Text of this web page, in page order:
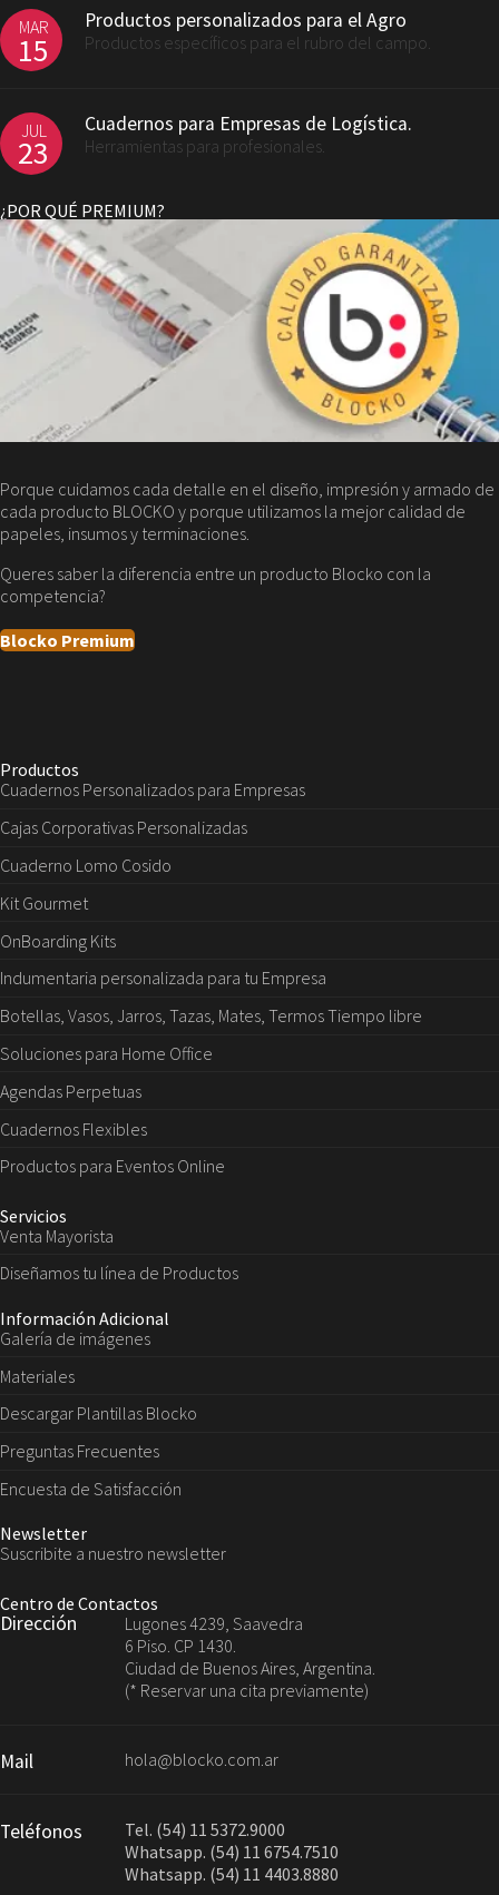
MAR
15
Productos personalizados para el Agro
Productos específicos para el rubro del campo.
JUL
23
Cuadernos para Empresas de Logística.
Herramientas para profesionales.
¿POR QUÉ PREMIUM?
Porque cuidamos cada detalle en el diseño, impresión y armado de
cada producto BLOCKO y porque utilizamos la mejor calidad de
papeles, insumos y terminaciones.
Queres saber la diferencia entre un producto Blocko con la
competencia?
Blocko Premium
Productos
Cuadernos Personalizados para Empresas
Cajas Corporativas Personalizadas
Cuaderno Lomo Cosido
Kit Gourmet
OnBoarding Kits
Indumentaria personalizada para tu Empresa
Botellas, Vasos, Jarros, Tazas, Mates, Termos Tiempo libre
Soluciones para Home Office
Agendas Perpetuas
Cuadernos Flexibles
Productos para Eventos Online
Servicios
Venta Mayorista
Diseñamos tu línea de Productos
Información Adicional
Galería de imágenes
Materiales
Descargar Plantillas Blocko
Preguntas Frecuentes
Encuesta de Satisfacción
Newsletter
Suscribite a nuestro newsletter
Centro de Contactos
Dirección
Lugones 4239, Saavedra
6 Piso. CP 1430.
Ciudad de Buenos Aires, Argentina.
(* Reservar una cita previamente)
Mail hola@blocko.com.ar
Teléfonos
Tel. (54) 11 5372.9000
Whatsapp. (54) 11 6754.7510
Whatsapp. (54) 11 4403.8880